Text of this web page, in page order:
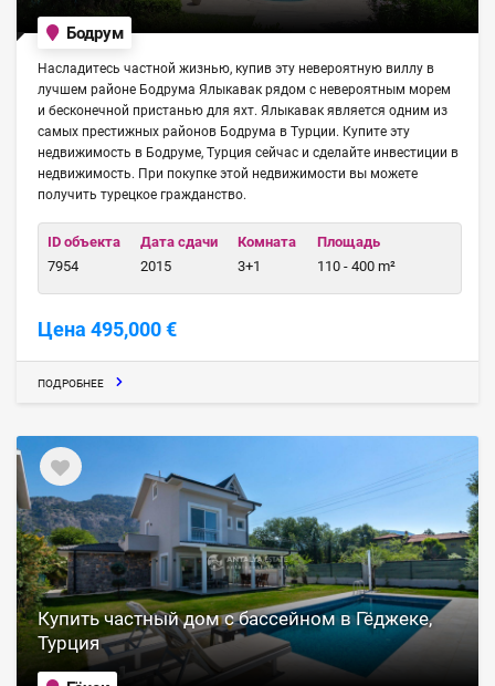
Бодрум
Насладитесь частной жизнью, купив эту невероятную виллу в
лучшем районе Бодрума Ялыкавак рядом с невероятным морем
и бесконечной пристанью для яхт. Ялыкавак является одним из
самых престижных районов Бодрума в Турции. Купите эту
недвижимость в Бодруме, Турция сейчас и сделайте инвестиции в
недвижимость. При покупке этой недвижимости вы можете
получить турецкое гражданство.
ID объекта
7954
Дата сдачи
2015
Комната
3+1
Площадь
110 - 400 m²
Цена 495,000 €
ПОДРОБНЕЕ
Купить частный дом с бассейном в Гёджеке,
Турция